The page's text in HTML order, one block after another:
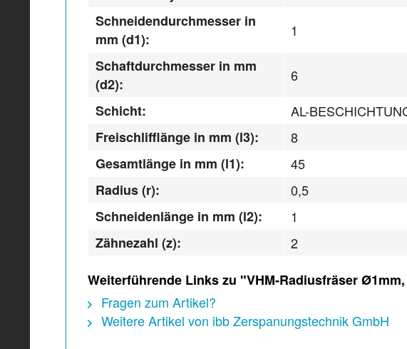
Schneidendurchmesser in
mm (d1):
1
Schaftdurchmesser in mm
(d2):
6
Schicht:
AL-
Freischlifflänge in mm (l3):
8
Gesamtlänge in mm (l1):
45
Radius (r):
0,5
Schneidenlänge in mm (l2):
1
Zähnezahl (z):
2
Weiterführende Links zu "VHM-Radiusfräser
Fragen zum Artikel?
Weitere Artikel von ibb Zerspanungstechnik GmbH